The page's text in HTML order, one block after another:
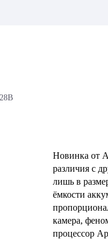
Новинка от
различия с
лишь в
ёмкости
камера,
процессор